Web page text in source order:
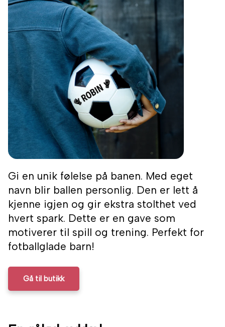
Gi en unik følelse på banen. Med eget
navn blir ballen personlig. Den er lett å
kjenne igjen og gir ekstra stolthet ved
hvert spark. Dette er en gave som
motiverer til spill og trening. Perfekt for
fotballglade barn!
Gå til butikk